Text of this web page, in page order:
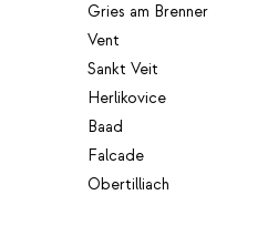
Gries am Brenner
Vent
Sankt Veit
Herlikovice
Baad
Falcade
Obertilliach